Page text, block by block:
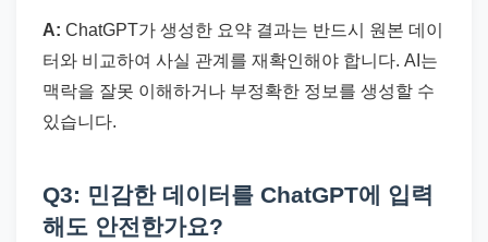
A: ChatGPT가 생성한 요약 결과는 반드시 원본 데이
터와 비교하여 사실 관계를 재확인해야 합니다. AI는
맥락을 잘못 이해하거나 부정확한 정보를 생성할 수
있습니다.
Q3: 민감한 데이터를 ChatGPT에 입력
해도 안전한가요?